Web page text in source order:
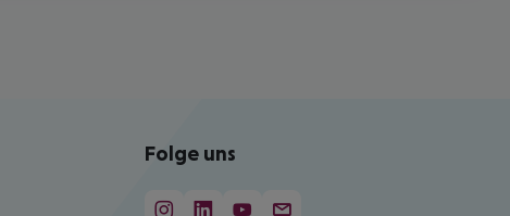
Folge uns